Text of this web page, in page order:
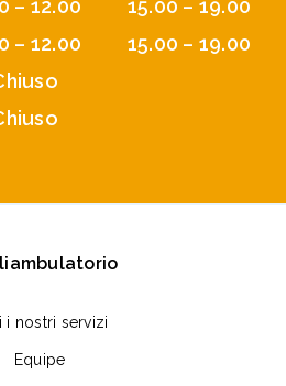
– 12.00
15.00 – 19.00
– 12.00
15.00 – 19.00
i nostri servizi
Equipe